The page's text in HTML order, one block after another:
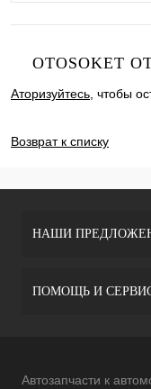
OTOSOKET
Аторизуйтесь , чтобы
Возврат к списку
НАШИ
ПОМОЩЬ И
Автозапчасти к